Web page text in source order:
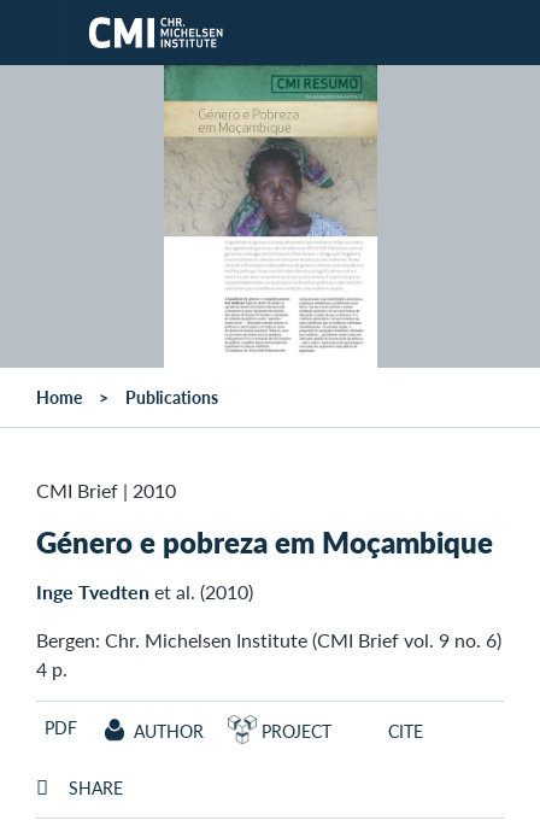
Skip to main content
Home Publications
CMI Brief | 2010
Género e pobreza em Moçambique
Inge Tvedtenet al. (2010)
Bergen: Chr. Michelsen Institute (CMI Brief vol. 9 no. 6)
4 p.
PDF AUTHOR PROJECT CITE
SHARE